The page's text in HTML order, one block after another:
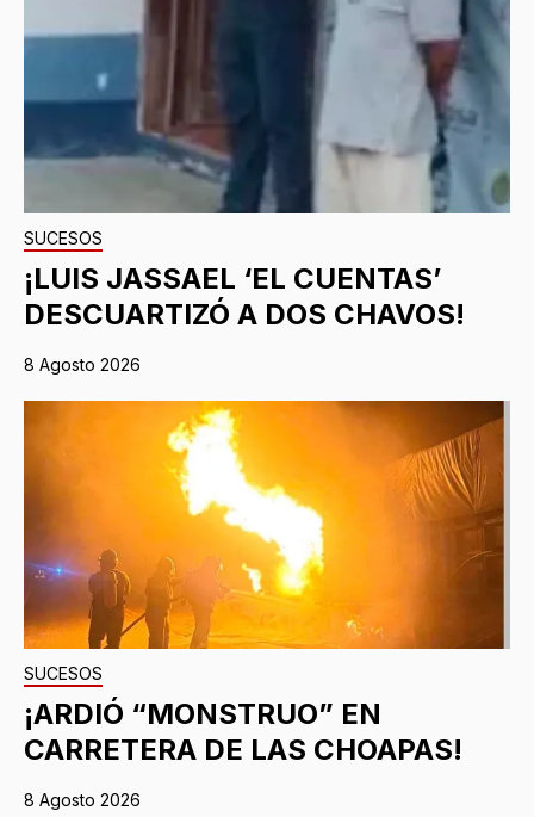
SUCESOS
¡LUIS JASSAEL ‘EL CUENTAS’
DESCUARTIZÓ A DOS CHAVOS!
8 Agosto 2026
SUCESOS
¡ARDIÓ “MONSTRUO” EN
CARRETERA DE LAS CHOAPAS!
8 Agosto 2026